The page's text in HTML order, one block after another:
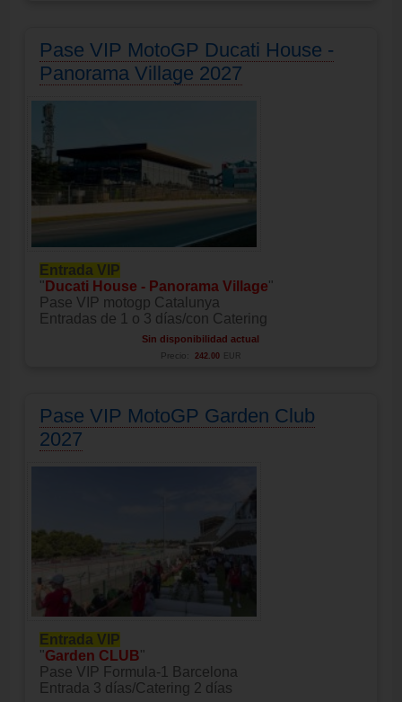
Pase VIP MotoGP Ducati House -
Panorama Village 2027
Entrada VIP
" Ducati House - Panorama Village"
Pase VIP motogp Catalunya
Entradas de 1 o 3 días/con Catering
Sin disponibilidad actual
Precio: 242.00 EUR
Pase VIP MotoGP Garden Club
2027
Entrada VIP
"Garden CLUB"
Pase VIP Formula-1 Barcelona
Entrada 3 días/Catering 2 días